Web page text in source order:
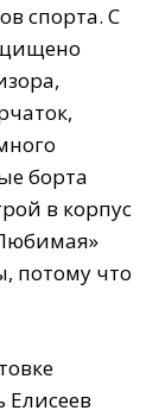
спорта. С
борта
в корпус
потому что
Елисеев